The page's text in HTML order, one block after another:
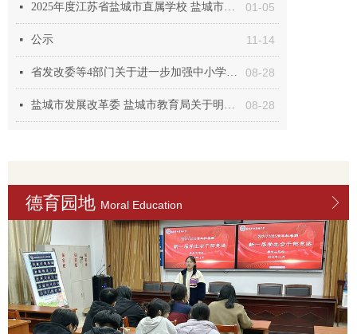
01-05
넷 2025年度江苏省盐城市直属学校 盐城市田家炳中学学生体质健康、近视率排名
11-14
넷 公示
08-28
넷 省发改委等4部门关于进一步加强中小学校服务性收费和代收费管理的通知
08-28
넷 盐城市发展改革委 盐城市教育局关于明确公办中小学收费政策的通知
德育园地 Moral Education ꁕ